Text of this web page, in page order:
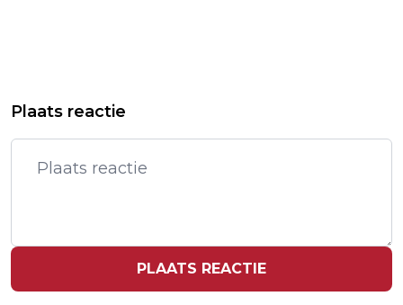
ISRAËL IS ONACCEPTABEL
HONDIUS MEERT AAN OP TENERIFE
VANWEGE HARDE WIND
Plaats reactie
PLAATS REACTIE